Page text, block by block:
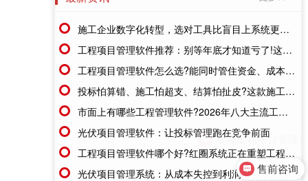
施工企业数字化转型，选对工具比盲目上系统更重要
工程项目管理软件推荐：别等年底才知道亏了!这套系统让每一分钱都有迹可循
工程项目管理软件怎么选?能同时管住资金、成本、进度的才靠谱
投标怕算错、施工怕超支、结算怕扯皮?这款施工成本管理系统一招全解决
市面上有哪些工程管理软件?2026年八大主流工具深度盘点
光伏项目管理软件：让投标管理跑在竞争前面
工程项目管理软件哪个好?红圈系统正在重塑工程企业的"数字大脑"
光伏项目管理系统：从成本失控到利润可控，老板只需做对一步
售前咨询